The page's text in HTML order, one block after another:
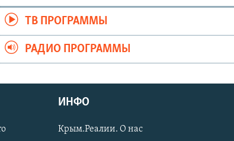
ТВ ПРОГРАММЫ
РАДИО ПРОГРАММЫ
ИНФО
Крым.Реалии. О нас